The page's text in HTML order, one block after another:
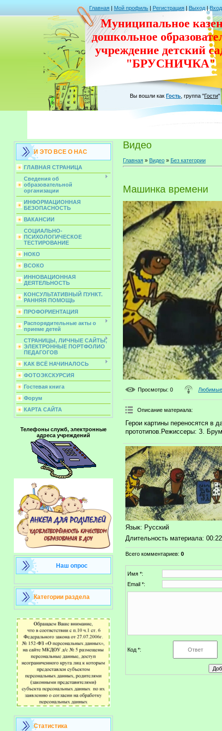
Главная | Мой профиль | Регистрация | Выход | Вход
Муниципальное
дошкольное
учреждение детский
"БРУСНИЧКА"
Вы вошли как Гость группа "Гости"
И ЭТО ВСЕ О НАС
ГЛАВНАЯ СТРАНИЦА
Сведения об
образовательной
организации
ИНФОРМАЦИОННАЯ
БЕЗОПАСНОСТЬ
ВАКАНСИИ
СОЦИАЛЬНО-
ПСИХОЛОГИЧЕСКОЕ
ТЕСТИРОВАНИЕ
НОКО
ВСОКО
ИННОВАЦИОННАЯ
ДЕЯТЕЛЬНОСТЬ
КОНСУЛЬТАТИВНЫЙ ПУНКТ.
РАННЯЯ ПОМОЩЬ
ПРОФОРИЕНТАЦИЯ
Распорядительные акты о
приеме детей
СТРАНИЦЫ, ЛИЧНЫЕ САЙТЫ,
ЭЛЕКТРОННЫЕ ПОРТФОЛИО
ПЕДАГОГОВ
КАК ВСЁ НАЧИНАЛОСЬ
ФОТОЭКСКУРСИЯ
Гостевая книга
Форум
КАРТА САЙТА
Телефоны служб, электронные
адреса учреждений
Наш опрос
Категории раздела
Статистика
Видео
Главная » Видео » Без категории
Машинка времени
Просмотры: 0 Любимые
Описание материала:
Герои картины переносятся в
прототипов.Режиссеры: З.
Язык: Русский
Длительность материала:
Всего комментариев: 0
Имя *:
Email *:
Код *: